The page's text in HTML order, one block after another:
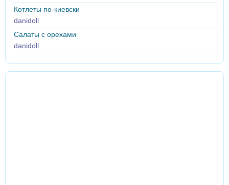
Котлеты по-киевски
danidoll
Салаты с орехами
danidoll